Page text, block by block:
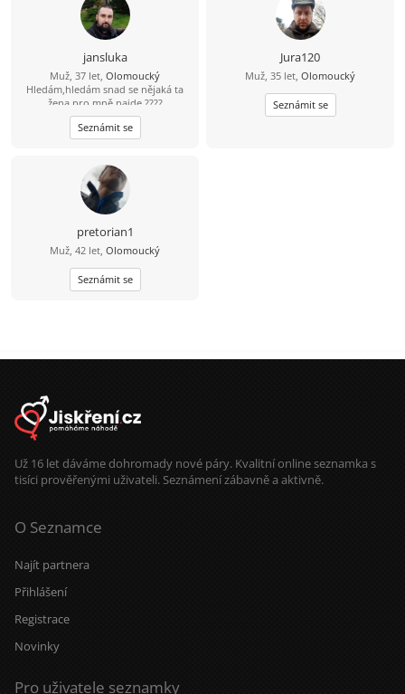
jansluka
Muž, 37 let, Olomoucký
Hledám,hledám snad se nějaká ta
žena pro mně najde ????
Seznámit se
Jura120
Muž, 35 let, Olomoucký
Seznámit se
pretorian1
Muž, 42 let, Olomoucký
Seznámit se
Už 16 let dáváme dohromady nové páry. Kvalitní online seznamka s
tisíci prověřenými uživateli. Seznámení zábavně a aktivně.
O Seznamce
Najít partnera
Přihlášení
Registrace
Novinky
Pro uživatele seznamky